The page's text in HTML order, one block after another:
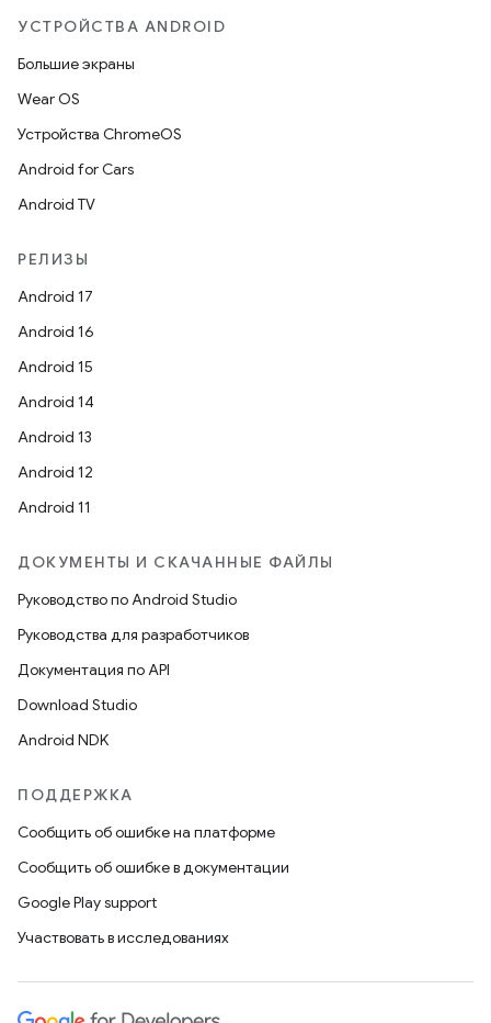
УСТРОЙСТВА ANDROID
Большие экраны
Wear OS
Устройства ChromeOS
Android for Cars
Android TV
РЕЛИЗЫ
Android 17
Android 16
Android 15
Android 14
Android 13
Android 12
Android 11
ДОКУМЕНТЫ И СКАЧАННЫЕ ФАЙЛЫ
Руководство по Android Studio
Руководства для разработчиков
Документация по API
Download Studio
Android NDK
ПОДДЕРЖКА
Сообщить об ошибке на платформе
Сообщить об ошибке в документации
Google Play support
Участвовать в исследованиях